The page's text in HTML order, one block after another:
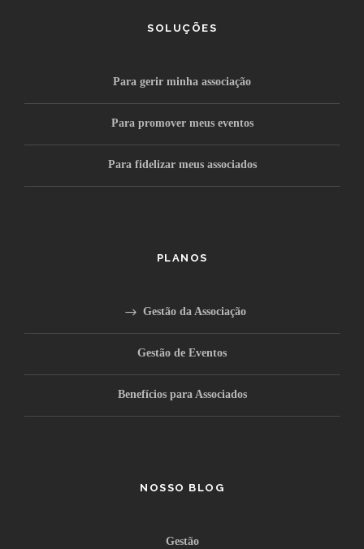
SOLUÇÕES
Para gerir minha associação
Para promover meus eventos
Para fidelizar meus associados
PLANOS
Gestão da Associação
Gestão de Eventos
Benefícios para Associados
NOSSO BLOG
Gestão